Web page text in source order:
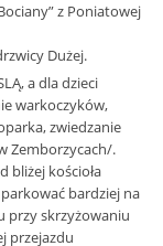
z Poniatowej
Dużej.
a dla dzieci
warkoczyków,
zwiedzanie
Zemborzycach/.
bliżej kościoła
bardziej na
przy skrzyżowaniu
przejazdu